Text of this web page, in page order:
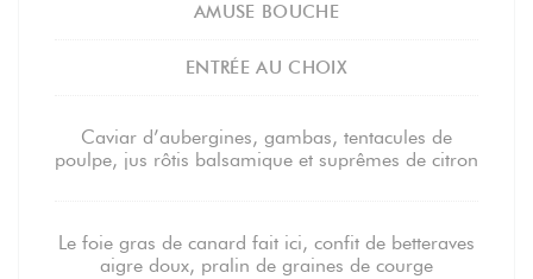
AMUSE BOUCHE
ENTRÉE AU CHOIX
Caviar d’aubergines, gambas, tentacules de
poulpe, jus rôtis balsamique et suprêmes de citron
Le foie gras de canard fait ici, confit de betteraves
aigre doux, pralin de graines de courge